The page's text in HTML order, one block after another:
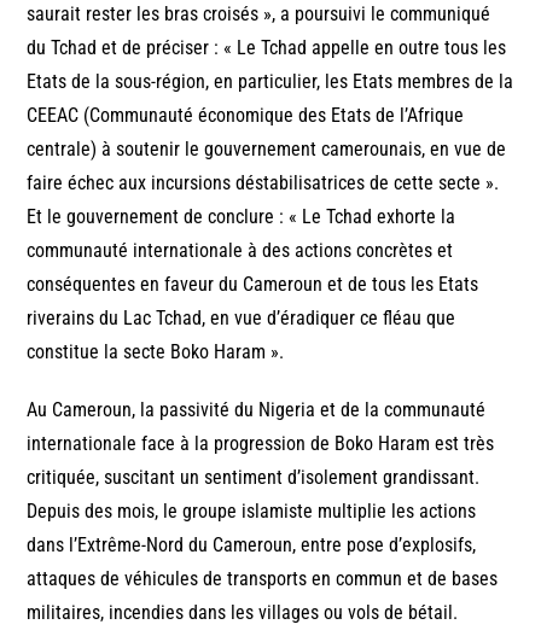
saurait rester les bras croisés », a poursuivi le communiqué
du Tchad et de préciser : « Le Tchad appelle en outre tous les
Etats de la sous-région, en particulier, les Etats membres de la
CEEAC (Communauté économique des Etats de l’Afrique
centrale) à soutenir le gouvernement camerounais, en vue de
faire échec aux incursions déstabilisatrices de cette secte ».
Et le gouvernement de conclure : « Le Tchad exhorte la
communauté internationale à des actions concrètes et
conséquentes en faveur du Cameroun et de tous les Etats
riverains du Lac Tchad, en vue d’éradiquer ce fléau que
constitue la secte Boko Haram ».
Au Cameroun, la passivité du Nigeria et de la communauté
internationale face à la progression de Boko Haram est très
critiquée, suscitant un sentiment d’isolement grandissant.
Depuis des mois, le groupe islamiste multiplie les actions
dans l’Extrême-Nord du Cameroun, entre pose d’explosifs,
attaques de véhicules de transports en commun et de bases
militaires, incendies dans les villages ou vols de bétail.